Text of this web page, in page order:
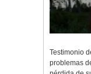
Testimonio
problemas